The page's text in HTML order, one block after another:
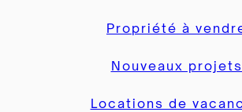
Propriété à
Nouveaux projets
Locations de